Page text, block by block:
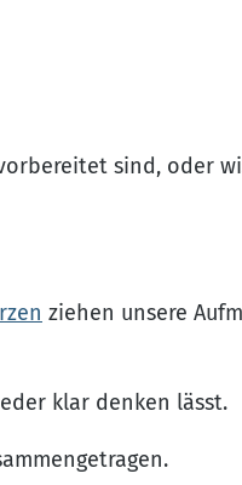
sind, oder
ziehen unsere
klar denken lässt.